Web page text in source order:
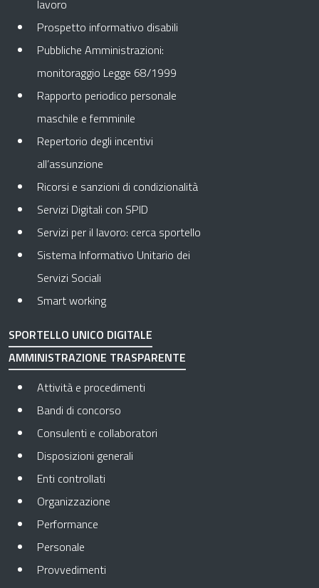
lavoro
Prospetto informativo disabili
Pubbliche Amministrazioni:
monitoraggio Legge 68/1999
Rapporto periodico personale
maschile e femminile
Repertorio degli incentivi
all’assunzione
Ricorsi e sanzioni di condizionalità
Servizi Digitali con SPID
Servizi per il lavoro: cerca sportello
Sistema Informativo Unitario dei
Servizi Sociali
Smart working
SPORTELLO UNICO DIGITALE
AMMINISTRAZIONE TRASPARENTE
Attività e procedimenti
Bandi di concorso
Consulenti e collaboratori
Disposizioni generali
Enti controllati
Organizzazione
Performance
Personale
Provvedimenti